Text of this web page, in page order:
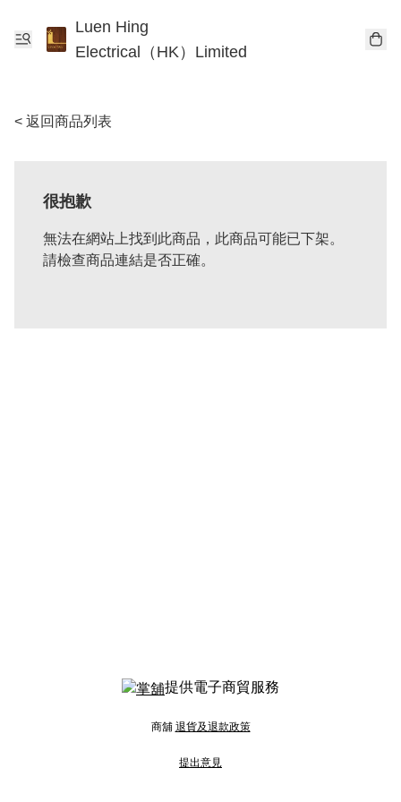
Luen Hing
Electrical（HK）Limited
< 返回商品列表
很抱歉
無法在網站上找到此商品，此商品可能已下架。
請檢查商品連結是否正確。
提供電子商貿服務
商舖 退貨及退款政策
提出意見